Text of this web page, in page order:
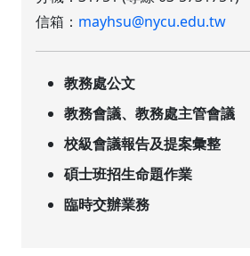
信箱： mayhsu@nycu.edu.tw
教務處公文
教務會議、教務處主管會議
校級會議報告及提案彙整
碩士班招生命題作業
臨時交辦業務